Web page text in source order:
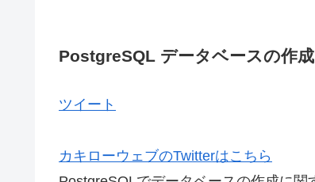
PostgreSQL データベースの作成
ツイート
カキローウェブのTwitterはこちら